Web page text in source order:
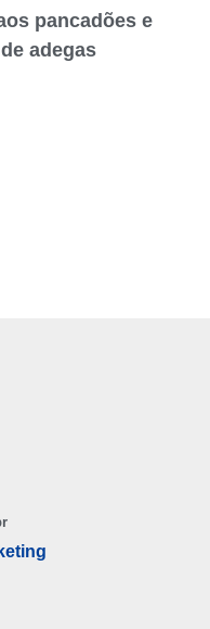
pancadões e
adegas